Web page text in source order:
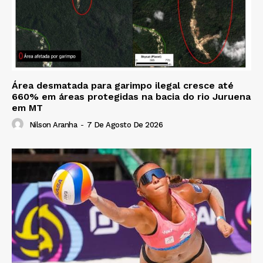
Área desmatada para garimpo ilegal cresce até
660% em áreas protegidas na bacia do rio Juruena
em MT
Nilson Aranha - 7 De Agosto De 2026